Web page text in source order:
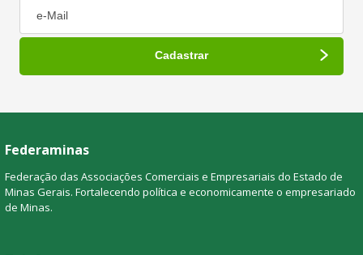
Federaminas
Federação das Associações Comerciais e Empresariais do Estado de
Minas Gerais. Fortalecendo política e economicamente o empresariado
de Minas.